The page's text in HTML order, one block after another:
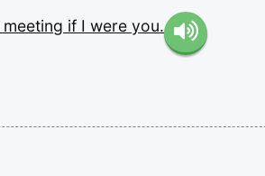
meeting if I were you.